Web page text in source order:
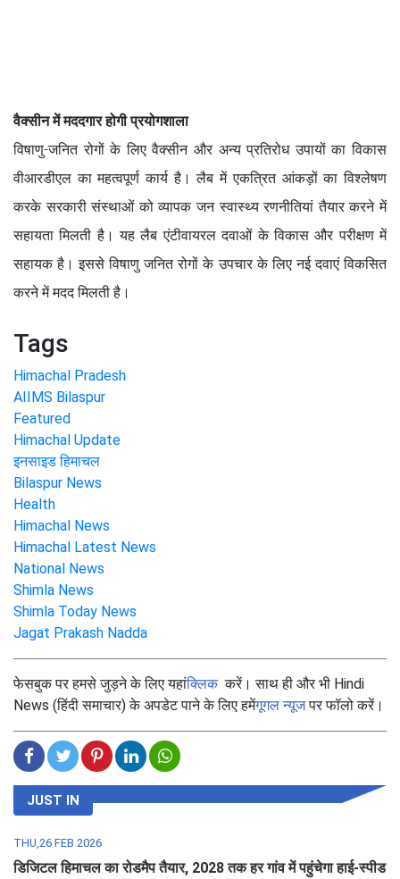
वैक्सीन में मददगार होगी प्रयोगशाला
विषाणु-जनित रोगों के लिए वैक्सीन और अन्य प्रतिरोध उपायों का विकास
वीआरडीएल का महत्वपूर्ण कार्य है। लैब में एकत्रित आंकड़ों का विश्लेषण
करके सरकारी संस्थाओं को व्यापक जन स्वास्थ्य रणनीतियां तैयार करने में
सहायता मिलती है। यह लैब एंटीवायरल दवाओं के विकास और परीक्षण में
सहायक है। इससे विषाणु जनित रोगों के उपचार के लिए नई दवाएं विकसित
करने में मदद मिलती है।
Tags
Himachal Pradesh
AIIMS Bilaspur
Featured
Himachal Update
इनसाइड हिमाचल
Bilaspur News
Health
Himachal News
Himachal Latest News
National News
Shimla News
Shimla Today News
Jagat Prakash Nadda
फेसबुक पर हमसे जुड़ने के लिए यहांक्लिककरें। साथ ही और भी Hindi
News (हिंदी समाचार) के अपडेट पाने के लिए हमेंगूगल न्यूजपर फॉलो करें।
JUST IN
THU,26 FEB 2026
डिजिटल हिमाचल का रोडमैप तैयार, 2028 तक हर गांव में पहुंचेगा हाई-स्पीड